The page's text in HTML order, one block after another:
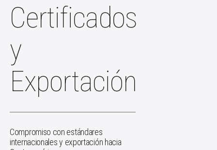
Certificados
y
Exportación
Compromiso con estándares
internacionales y exportación hacia